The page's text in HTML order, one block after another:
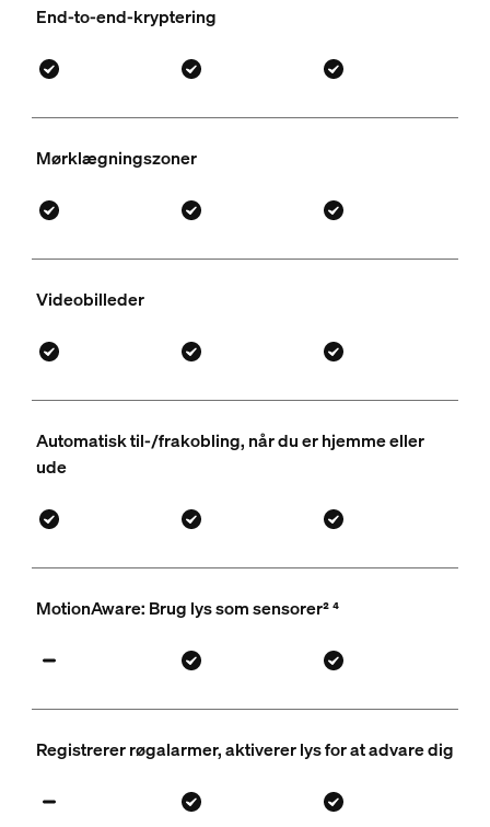
End-to-end-kryptering
Mørklægningszoner
Videobilleder
Automatisk til-/frakobling, når du er hjemme eller
ude
MotionAware: Brug lys som sensorer² ⁴
Registrerer røgalarmer, aktiverer lys for at advare dig